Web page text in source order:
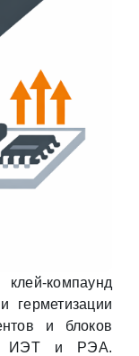
компаунд
герметизации
и блоков
ИЭТ и РЭА.